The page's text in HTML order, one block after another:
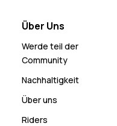
Über Uns
Werde teil der
Community
Nachhaltigkeit
Über uns
Riders